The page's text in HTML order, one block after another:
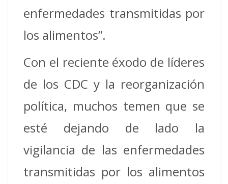
enfermedades transmitidas por
los alimentos”.
Con el reciente éxodo de líderes
de los CDC y la reorganización
política, muchos temen que se
esté dejando de lado la
vigilancia de las enfermedades
transmitidas por los alimentos